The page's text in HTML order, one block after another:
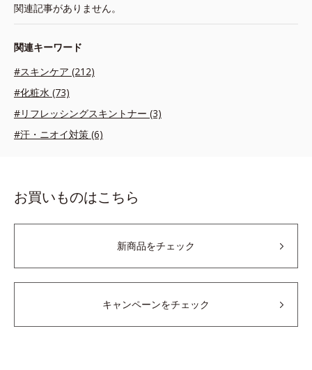
関連記事がありません。
関連キーワード
#スキンケア (212)
#化粧水 (73)
#リフレッシングスキントナー (3)
#汗・ニオイ対策 (6)
お買いものはこちら
新商品をチェック
キャンペーンをチェック